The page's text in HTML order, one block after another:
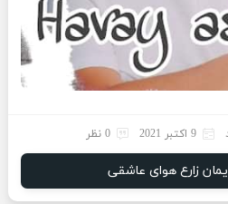
9 اکتبر 2021 0 نظر
زارع هوای عاشقی